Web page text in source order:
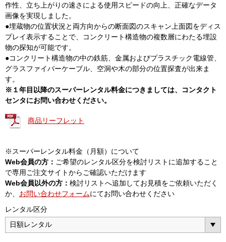
作性、立ち上がりの速さによる使用スピードの向上、正確なデータ
画像を実現しました。
●埋蔵物の位置状況と両方向からの断面図のスキャン上面図をディス
プレイ表示することで、コンクリート構造物の複数層にわたる埋設
物の探知が可能です。
●コンクリート構造物の中の鉄筋、金属およびプラスチック電線管、
グラスファイバーケーブル、空洞や木の部分の位置探査が出来ま
す。
※１年目以降のスーパーレンタル料金につきましては、コンタクト
センタにお問い合わせください。
商品リーフレット
※スーパーレンタル料金（月額）について
Web会員の方： ご希望のレンタル区分を検討リストに追加すること
で専用ご注文サイトからご確認いただけます
Web会員以外の方： 検討リストへ追加してお見積をご依頼いただく
か、 お問い合わせフォームにてお問い合わせください
レンタル区分